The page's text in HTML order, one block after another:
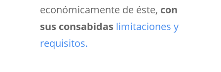
económicamente de éste, con
sus consabidas limitaciones y
requisitos.